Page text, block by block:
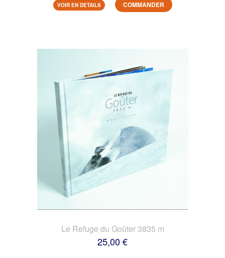
VOIR EN DETAILS COMMANDER
Le Refuge du Goûter 3835 m
25,00 €